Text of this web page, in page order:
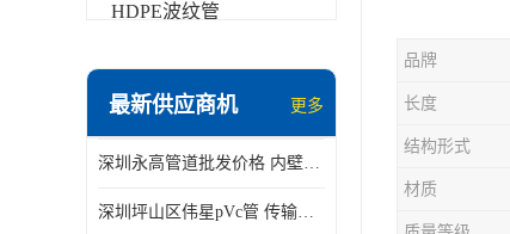
HDPE波纹管
最新供应商机 更多
深圳永高管道批发价格 内壁光滑 抗震性能好
深圳坪山区伟星pVc管 传输损耗小 频率稳定性好
品牌
长度
结构形式
材质